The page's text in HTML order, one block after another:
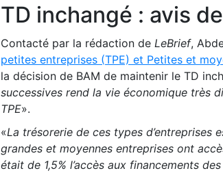
TD inchangé : avis
Contacté par la rédaction de LeBrief,
petites entreprises (TPE) et Petites et
la décision de BAM de maintenir le TD
successives rend la vie économique très
TPE».
«La trésorerie de ces types d’entreprises
grandes et moyennes entreprises ont
était de 1,5% l’accès aux financements